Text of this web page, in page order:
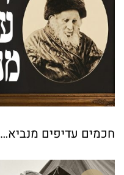
חכמים עדיפים מנביא…